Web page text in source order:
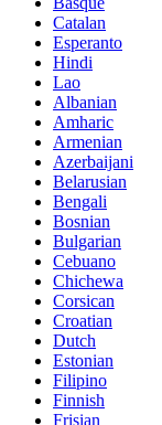
Catalan
Esperanto
Hindi
Lao
Albanian
Amharic
Armenian
Azerbaijani
Belarusian
Bengali
Bosnian
Bulgarian
Cebuano
Chichewa
Corsican
Croatian
Dutch
Estonian
Filipino
Finnish
Frisian